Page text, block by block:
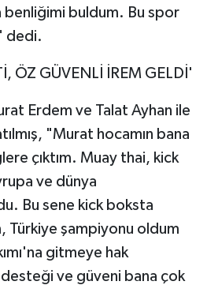
buldum. Bu spor
dedi.
ÖZ GÜVENLİ İREM GELDİ'
Erdem ve Talat Ayhan ile
"Murat hocamın bana
çıktım. Muay thai, kick
ve dünya
Bu sene kick boksta
Türkiye şampiyonu oldum
gitmeye hak
desteği ve güveni bana çok